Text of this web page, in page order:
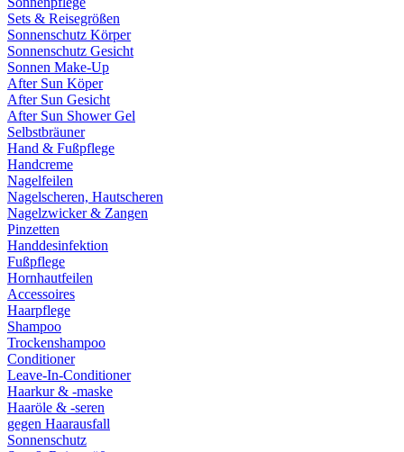
Sets & Reisegrößen
Sonnenschutz Körper
Sonnenschutz Gesicht
Sonnen Make-Up
After Sun Köper
After Sun Gesicht
After Sun Shower Gel
Selbstbräuner
Hand & Fußpflege
Handcreme
Nagelfeilen
Nagelscheren, Hautscheren
Nagelzwicker & Zangen
Pinzetten
Handdesinfektion
Fußpflege
Hornhautfeilen
Accessoires
Haarpflege
Shampoo
Trockenshampoo
Conditioner
Leave-In-Conditioner
Haarkur & -maske
Haaröle & -seren
gegen Haarausfall
Sonnenschutz